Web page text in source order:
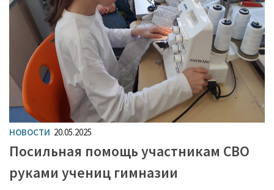
НОВОСТИ 20.05.2025
Посильная помощь участникам СВО
руками учениц гимназии